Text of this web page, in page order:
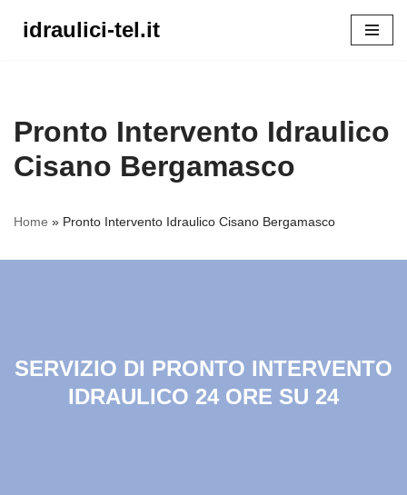
idraulici-tel.it
Home » Pronto Intervento Idraulico Cisano Bergamasco
Pronto Intervento Idraulico
Cisano Bergamasco
SERVIZIO DI PRONTO INTERVENTO
IDRAULICO 24 ORE SU 24